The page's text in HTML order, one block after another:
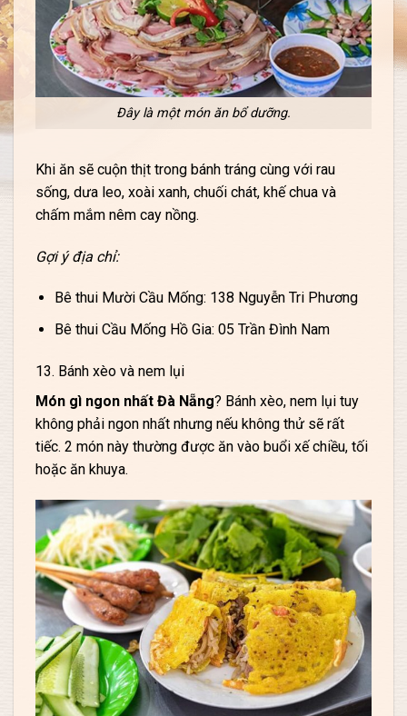
Đây là một món ăn bổ dưỡng.
Khi ăn sẽ cuộn thịt trong bánh tráng cùng với rau
sống, dưa leo, xoài xanh, chuối chát, khế chua và
chấm mắm nêm cay nồng.
Gợi ý địa chỉ:
Bê thui Mười Cầu Mống: 138 Nguyễn Tri Phương
Bê thui Cầu Mống Hồ Gia: 05 Trần Đình Nam
13. Bánh xèo và nem lụi
Món gì ngon nhất Đà Nẵng? Bánh xèo, nem lụi tuy
không phải ngon nhất nhưng nếu không thử sẽ rất
tiếc. 2 món này thường được ăn vào buổi xế chiều, tối
hoặc ăn khuya.